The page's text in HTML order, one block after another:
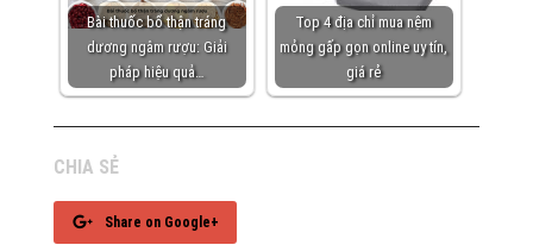
Bài thuốc bổ thận tráng
dương ngâm rượu: Giải
pháp hiệu quả…
Top 4 địa chỉ mua nệm
mỏng gấp gọn online uy tín,
giá rẻ
CHIA SẺ
Share on Google+